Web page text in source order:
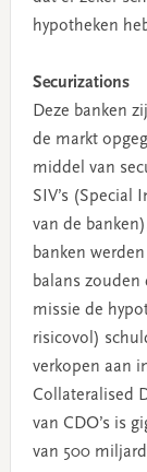
hypotheken
Securizations
Deze banken
de markt
middel van
SIV’s (Special
van de
banken
balans zouden
missie de
risicovol)
verkopen aan
Collateralised
van CDO’s is
van 500